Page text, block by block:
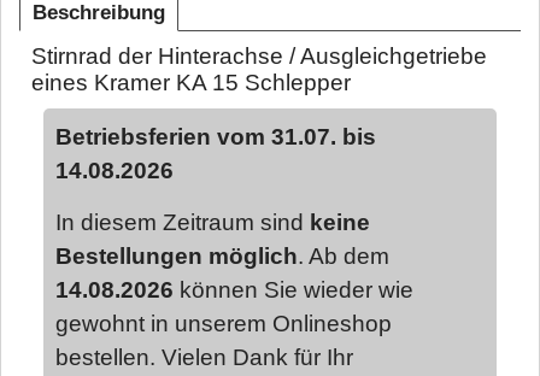
Beschreibung
Stirnrad der Hinterachse / Ausgleichgetriebe
eines Kramer KA 15 Schlepper
Betriebsferien vom 31.07. bis
14.08.2026
In diesem Zeitraum sind keine
Bestellungen möglich. Ab dem
14.08.2026 können Sie wieder wie
gewohnt in unserem Onlineshop
bestellen. Vielen Dank für Ihr